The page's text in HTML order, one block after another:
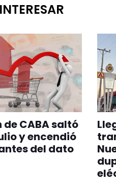
CABA saltó
y encendió
del dato